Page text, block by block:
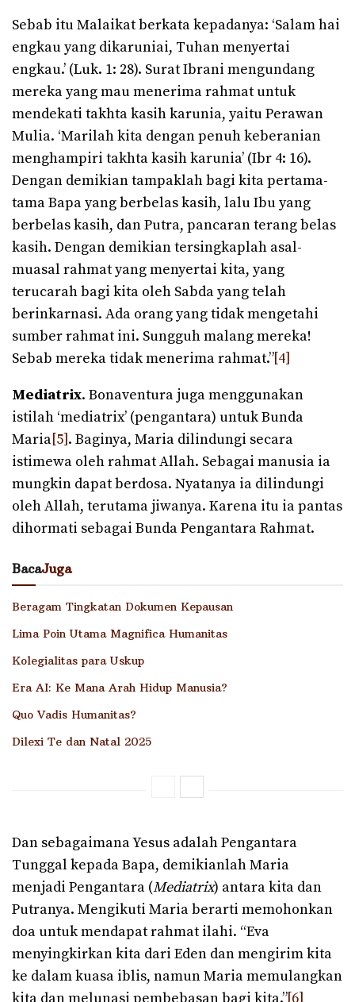
Sebab itu Malaikat berkata kepadanya: ‘Salam hai
engkau yang dikaruniai, Tuhan menyertai
engkau.’ (Luk. 1: 28). Surat Ibrani mengundang
mereka yang mau menerima rahmat untuk
mendekati takhta kasih karunia, yaitu Perawan
Mulia. ‘Marilah kita dengan penuh keberanian
menghampiri takhta kasih karunia’ (Ibr 4: 16).
Dengan demikian tampaklah bagi kita pertama-
tama Bapa yang berbelas kasih, lalu Ibu yang
berbelas kasih, dan Putra, pancaran terang belas
kasih. Dengan demikian tersingkaplah asal-
muasal rahmat yang menyertai kita, yang
terucarah bagi kita oleh Sabda yang telah
berinkarnasi. Ada orang yang tidak mengetahi
sumber rahmat ini. Sungguh malang mereka!
Sebab mereka tidak menerima rahmat.”[4]
Mediatrix. Bonaventura juga menggunakan
istilah ‘mediatrix’ (pengantara) untuk Bunda
Maria[5]. Baginya, Maria dilindungi secara
istimewa oleh rahmat Allah. Sebagai manusia ia
mungkin dapat berdosa. Nyatanya ia dilindungi
oleh Allah, terutama jiwanya. Karena itu ia pantas
dihormati sebagai Bunda Pengantara Rahmat.
BacaJuga
Beragam Tingkatan Dokumen Kepausan
Lima Poin Utama Magnifica Humanitas
Kolegialitas para Uskup
Era AI: Ke Mana Arah Hidup Manusia?
Quo Vadis Humanitas?
Dilexi Te dan Natal 2025
Dan sebagaimana Yesus adalah Pengantara
Tunggal kepada Bapa, demikianlah Maria
menjadi Pengantara (Mediatrix) antara kita dan
Putranya. Mengikuti Maria berarti memohonkan
doa untuk mendapat rahmat ilahi. “Eva
menyingkirkan kita dari Eden dan mengirim kita
ke dalam kuasa iblis, namun Maria memulangkan